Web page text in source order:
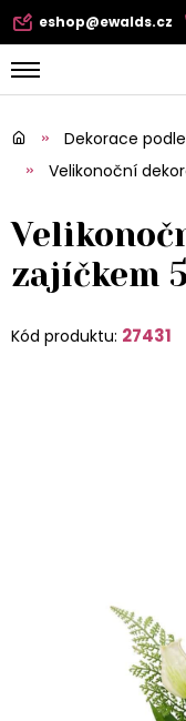
eshop@ewalds.cz
Dekorace
Velikonoční
zajíčkem
Kód produktu: 27431